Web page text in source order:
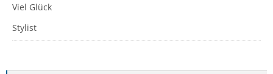
Viel Glück
Stylist